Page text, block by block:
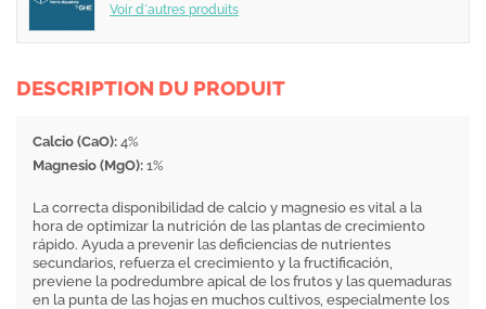
Voir d´autres produits
DESCRIPTION DU PRODUIT
Calcio (CaO): 4%
Magnesio (MgO): 1%
La correcta disponibilidad de calcio y magnesio es vital a la
hora de optimizar la nutrición de las plantas de crecimiento
rápido. Ayuda a prevenir las deficiencias de nutrientes
secundarios, refuerza el crecimiento y la fructificación,
previene la podredumbre apical de los frutos y las quemaduras
en la punta de las hojas en muchos cultivos, especialmente los